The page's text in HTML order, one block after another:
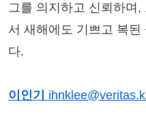
그를 의지하고 신뢰하며,
서 새해에도 기쁘고 복된
다.
이인기